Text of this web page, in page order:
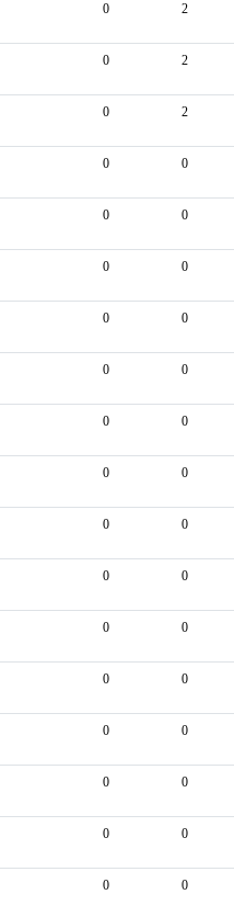
0 2
0 2
0 2
0 0
0 0
0 0
0 0
0 0
0 0
0 0
0 0
0 0
0 0
0 0
0 0
0 0
0 0
0 0